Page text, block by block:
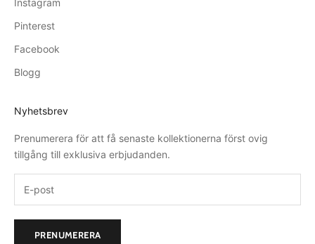
Pinterest
Facebook
Blogg
Nyhetsbrev
Prenumerera för att få senaste kollektionerna först ovig
tillgång till exklusiva erbjudanden.
PRENUMERERA